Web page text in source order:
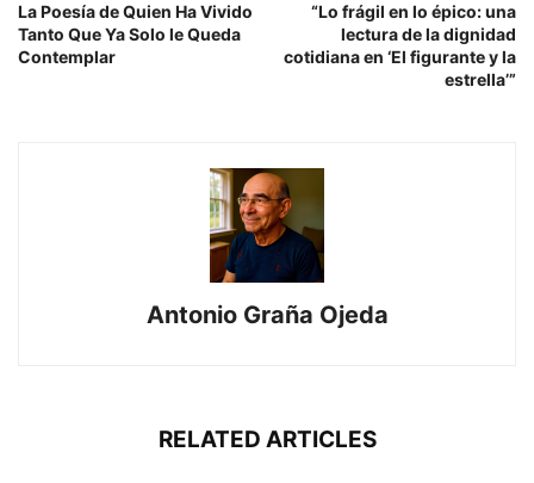
La Poesía de Quien Ha Vivido
Tanto Que Ya Solo le Queda
Contemplar
“Lo frágil en lo épico: una
lectura de la dignidad
cotidiana en ‘El figurante y la
estrella’”
Antonio Graña Ojeda
RELATED ARTICLES